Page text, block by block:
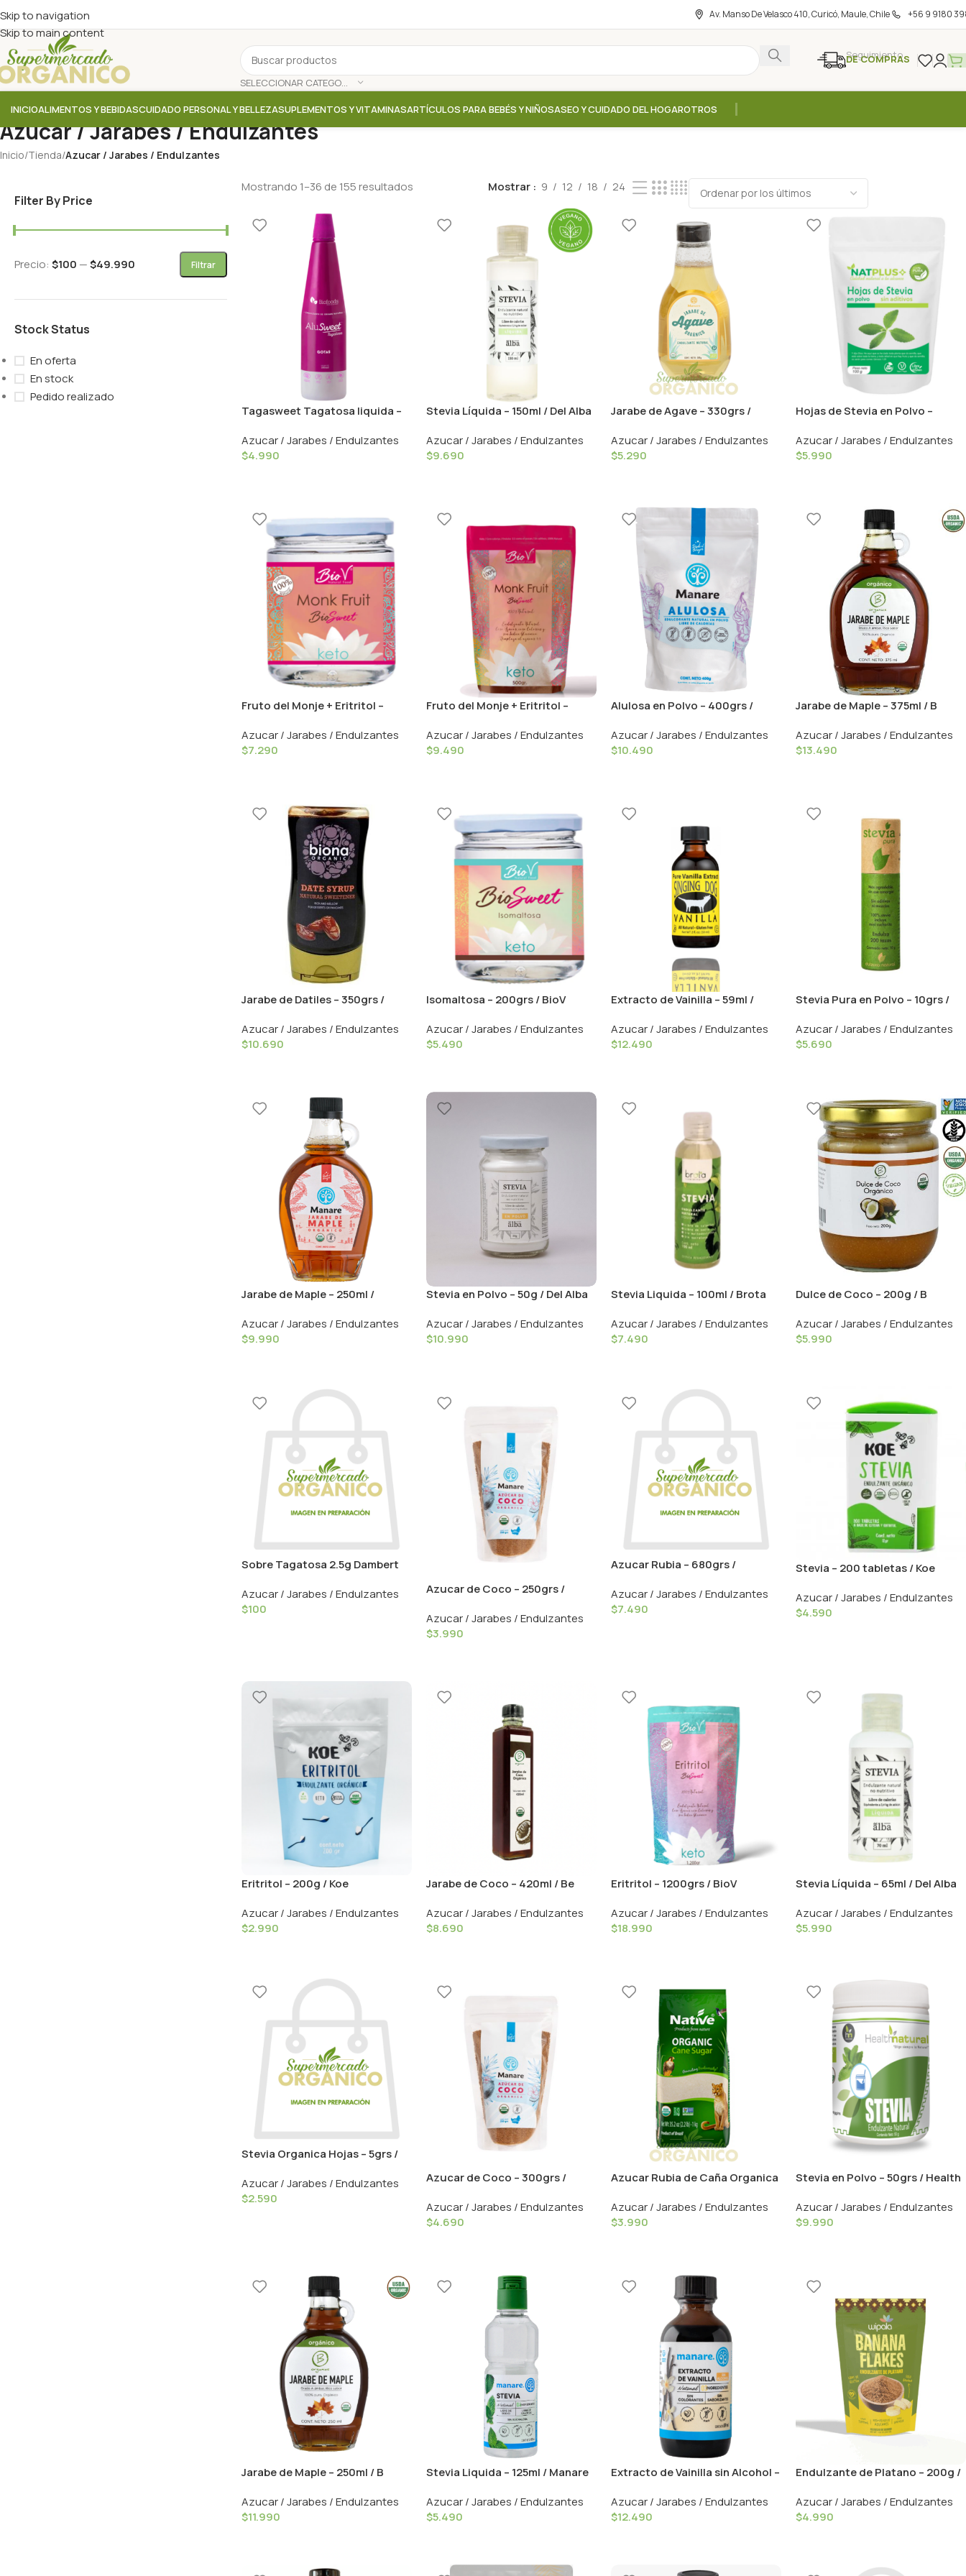
Skip to navigation
Skip to main content
Av. Manso De Velasco 410, Curicó, Maule, Chile +56 9 9180
SELECCIONAR CATEGORÍA
Seguimiento
DE COMPRAS
INICIOALIMENTOS Y BEBIDASCUIDADO PERSONAL Y BELLEZASUPLEMENTOS Y VITAMINASARTÍCULOS PARA BEBÉS Y NIÑOSASEO Y CUIDADO DEL HOGAROTROS
Azucar / Jarabes / Endulzantes
Inicio/Tienda/Azucar / Jarabes / Endulzantes
Filter By Price
Filtrar
Precio: $100 —$49.990
Stock Status
En oferta
En stock
Pedido realizado
Mostrando 1–36 de 155 resultados Mostrar 9 12 18 24
Tagasweet Tagatosa liquida –
Azucar / Jarabes / Endulzantes
$4.990
Stevia Líquida – 150ml / Del Alba
Azucar / Jarabes / Endulzantes
$9.690
Jarabe de Agave – 330grs /
Azucar / Jarabes / Endulzantes
$5.290
Hojas de Stevia en Polvo –
Azucar / Jarabes / Endulzantes
$5.990
Fruto del Monje + Eritritol –
Azucar / Jarabes / Endulzantes
$7.290
Fruto del Monje + Eritritol –
Azucar / Jarabes / Endulzantes
$9.490
Alulosa en Polvo – 400grs /
Azucar / Jarabes / Endulzantes
$10.490
Jarabe de Maple – 375ml / B
Azucar / Jarabes / Endulzantes
$13.490
Jarabe de Datiles – 350grs /
Azucar / Jarabes / Endulzantes
$10.690
Isomaltosa – 200grs / BioV
Azucar / Jarabes / Endulzantes
$5.490
Extracto de Vainilla – 59ml /
Azucar / Jarabes / Endulzantes
$12.490
Stevia Pura en Polvo – 10grs /
Azucar / Jarabes / Endulzantes
$5.690
Jarabe de Maple – 250ml /
Azucar / Jarabes / Endulzantes
$9.990
Stevia en Polvo – 50g / Del Alba
Azucar / Jarabes / Endulzantes
$10.990
Stevia Liquida – 100ml / Brota
Azucar / Jarabes / Endulzantes
$7.490
Dulce de Coco – 200g / B
Azucar / Jarabes / Endulzantes
$5.990
Sobre Tagatosa 2.5g Dambert
Azucar / Jarabes / Endulzantes
$100
Azucar de Coco – 250grs /
Azucar / Jarabes / Endulzantes
$3.990
Azucar Rubia – 680grs /
Azucar / Jarabes / Endulzantes
$7.490
Stevia – 200 tabletas / Koe
Azucar / Jarabes / Endulzantes
$4.590
Eritritol – 200g / Koe
Azucar / Jarabes / Endulzantes
$2.990
Jarabe de Coco – 420ml / Be
Azucar / Jarabes / Endulzantes
$8.690
Eritritol – 1200grs / BioV
Azucar / Jarabes / Endulzantes
$18.990
Stevia Líquida – 65ml / Del Alba
Azucar / Jarabes / Endulzantes
$5.990
Stevia Organica Hojas – 5grs /
Azucar / Jarabes / Endulzantes
$2.590
Azucar de Coco – 300grs /
Azucar / Jarabes / Endulzantes
$4.690
Azucar Rubia de Caña Organica
Azucar / Jarabes / Endulzantes
$3.990
Stevia en Polvo – 50grs / Health
Azucar / Jarabes / Endulzantes
$9.990
Jarabe de Maple – 250ml / B
Azucar / Jarabes / Endulzantes
$11.990
Stevia Liquida – 125ml / Manare
Azucar / Jarabes / Endulzantes
$5.490
Extracto de Vainilla sin Alcohol –
Azucar / Jarabes / Endulzantes
$12.490
Endulzante de Platano – 200g /
Azucar / Jarabes / Endulzantes
$4.990